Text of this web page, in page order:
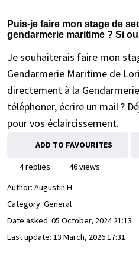
Puis-je faire mon stage de
gendarmerie maritime ? Si
Je souhaiterais faire mon
Gendarmerie Maritime de
directement à la
téléphoner, écrire un mail ?
pour vos éclaircissement.
ADD TO FAVOURITES
4 replies
46 views
Author: Augustin H.
Category: General
Date asked: 05 October, 2024 21:13
Last update: 13 March, 2026 17:31